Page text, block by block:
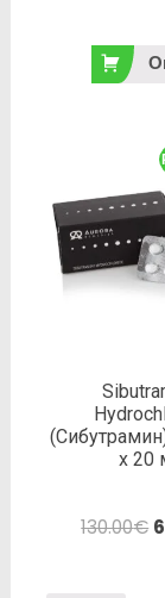
х 20
130.00€